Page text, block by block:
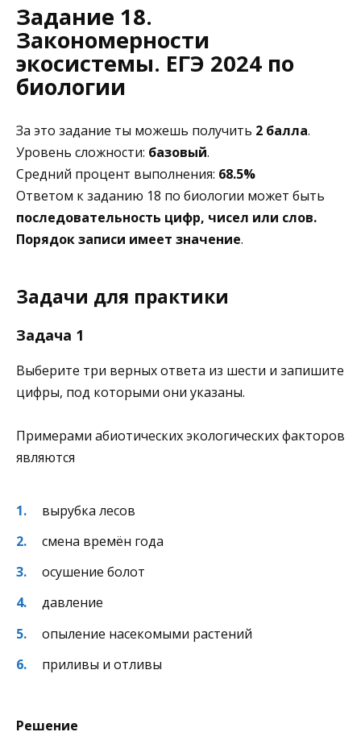
Задание 18.
Закономерности
экосистемы. ЕГЭ 2024 по
биологии
За это задание ты можешь получить 2 балла.
Уровень сложности: базовый.
Средний процент выполнения: 68.5%
Ответом к заданию 18 по биологии может быть
последовательность цифр, чисел или слов.
Порядок записи имеет значение.
Задачи для практики
Задача 1
Выберите три верных ответа из шести и запишите
цифры, под которыми они указаны.
Примерами абиотических экологических факторов
являются
вырубка лесов
смена времён года
осушение болот
давление
опыление насекомыми растений
приливы и отливы
Решение